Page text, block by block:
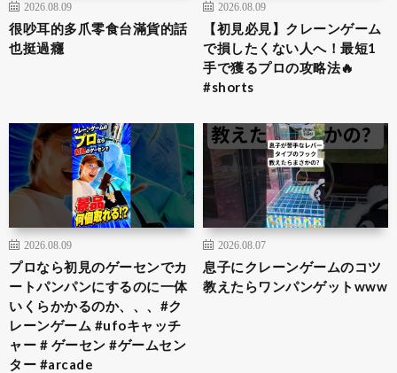
2026.08.09
很吵耳的多爪零食台滿貨的話
也挺過癮
2026.08.09
【初見必見】クレーンゲーム
で損したくない人へ！最短1
手で獲るプロの攻略法🔥
#shorts
2026.08.09
プロなら初見のゲーセンでカ
ートパンパンにするのに一体
いくらかかるのか、、、#ク
レーンゲーム #ufoキャッチ
ャー # ゲーセン #ゲームセン
ター #arcade
2026.08.07
息子にクレーンゲームのコツ
教えたらワンパンゲットwww